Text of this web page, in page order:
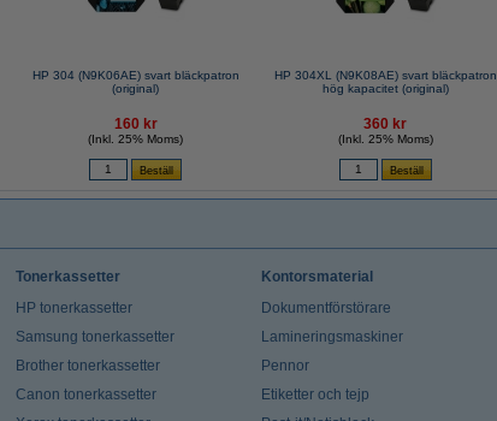
HP 304 (N9K06AE) svart bläckpatron
(original)
160 kr
(Inkl. 25% Moms)
HP 304XL (N9K08AE) svart bläckpatron
hög kapacitet (original)
360 kr
(Inkl. 25% Moms)
Tonerkassetter
HP tonerkassetter
Samsung tonerkassetter
Brother tonerkassetter
Canon tonerkassetter
Kontorsmaterial
Dokumentförstörare
Lamineringsmaskiner
Pennor
Etiketter och tejp